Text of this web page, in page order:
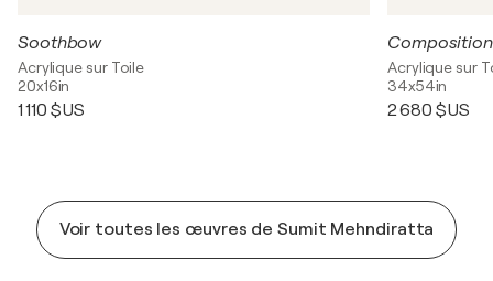
Soothbow
Acrylique sur Toile
20x16in
1 110 $US
Acrylique sur
34x54in
2 680 $US
Voir toutes les œuvres de Sumit Mehndiratta